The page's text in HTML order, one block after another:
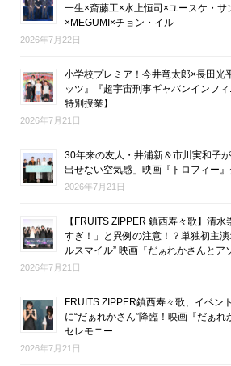
一生×斎藤工×水上恒司×ユースケ・サ
×MEGUMI×チョン・イル
2026年7月22日
小学校プレミア！今井竜太郎×長田光
ッツ』『超宇宙刑事ギャバンインフ
特別授業】
2026年7月21日
30年来の友人・井浦新＆市川実和子
出せない空気感」映画『トロフィー
2026年7月21日
【FRUITS ZIPPER 鎮西寿々歌】清
すぎ！」と異例の注意！？単独初主
ルスマイル” 映画『だぁれかさんと
2026年7月21日
FRUITS ZIPPER鎮西寿々歌、イベン
に“だぁれかさん”降臨！映画『だぁ
セレモニー
2026年7月21日